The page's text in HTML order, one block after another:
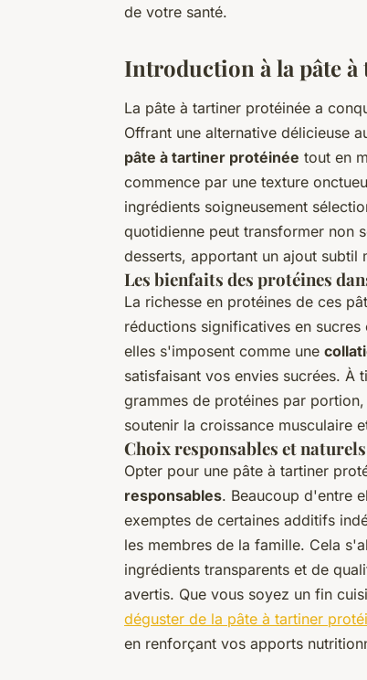
de votre santé.
Introduction à la pâte
La pâte à tartiner protéinée a
Offrant une alternative délicieuse
pâte à tartiner protéinée tout en
commence par une texture
ingrédients soigneusement
quotidienne peut transformer non
desserts, apportant un ajout subtil
Les bienfaits des protéines
La richesse en protéines de ces
réductions significatives en
elles s'imposent comme une
satisfaisant vos envies sucrées. À
grammes de protéines par
soutenir la croissance musculaire
Choix responsables et naturels
Opter pour une pâte à tartiner
responsables. Beaucoup d'entre
exemptes de certaines additifs
les membres de la famille. Cela
ingrédients transparents et de
avertis. Que vous soyez un fin
déguster de la pâte à tartiner
en renforçant vos apports